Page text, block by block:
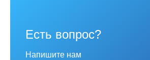
Есть вопрос?
Напишите нам